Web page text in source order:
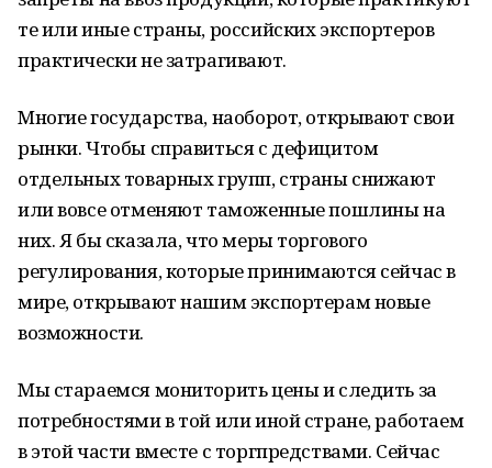
те или иные страны, российских экспортеров
практически не затрагивают.
Многие государства, наоборот, открывают свои
рынки. Чтобы справиться с дефицитом
отдельных товарных групп, страны снижают
или вовсе отменяют таможенные пошлины на
них. Я бы сказала, что меры торгового
регулирования, которые принимаются сейчас в
мире, открывают нашим экспортерам новые
возможности.
Мы стараемся мониторить цены и следить за
потребностями в той или иной стране, работаем
в этой части вместе с торгпредствами. Сейчас